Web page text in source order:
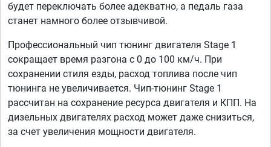
будет переключать более адекватно, а педаль газа
станет намного более отзывчивой.
Профессиональный чип тюнинг двигателя Stage 1
сокращает время разгона с 0 до 100 км/ч. При
сохранении стиля езды, расход топлива после чип
тюнинга не увеличивается. Чип-тюнинг Stage 1
рассчитан на сохранение ресурса двигателя и КПП. На
дизельных двигателях расход может даже снизиться,
за счет увеличения мощности двигателя.